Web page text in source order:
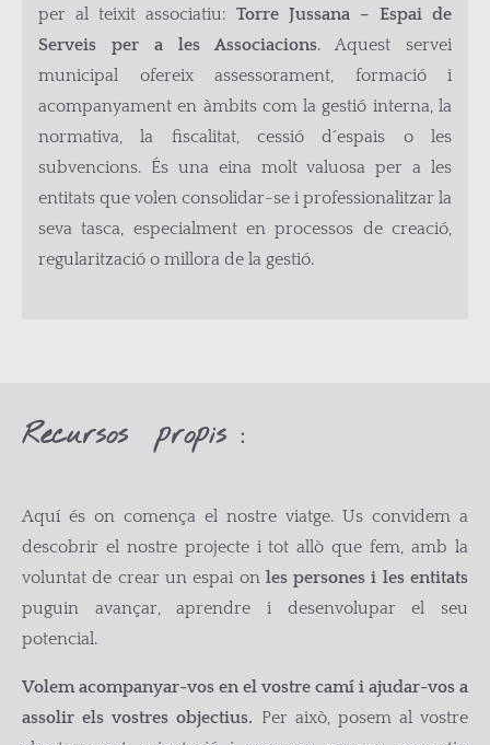
per al teixit associatiu: Torre Jussana – Espai de
Serveis per a les Associacions. Aquest servei
municipal ofereix assessorament, formació i
acompanyament en àmbits com la gestió interna, la
normativa, la fiscalitat, cessió d´espais o les
subvencions. És una eina molt valuosa per a les
entitats que volen consolidar-se i professionalitzar la
seva tasca, especialment en processos de creació,
regularització o millora de la gestió.
Recursos propis :
Aquí és on comença el nostre viatge. Us convidem a
descobrir el nostre projecte i tot allò que fem, amb la
voluntat de crear un espai on les persones i les entitats
puguin avançar, aprendre i desenvolupar el seu
potencial.
Volem acompanyar-vos en el vostre camí i ajudar-vos a
assolir els vostres objectius. Per això, posem al vostre